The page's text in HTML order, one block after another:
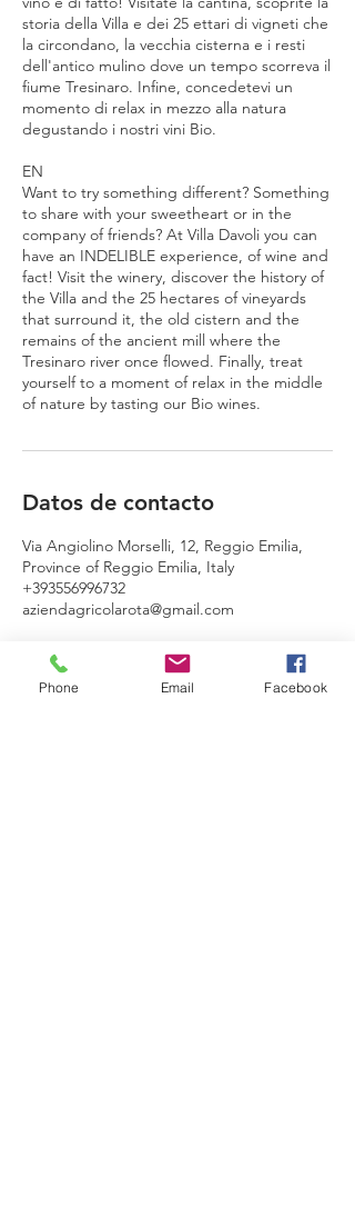
storia della Villa e dei 25 ettari di vigneti che
la circondano, la vecchia cisterna e i resti
dell'antico mulino dove un tempo scorreva il
fiume Tresinaro. Infine, concedetevi un
momento di relax in mezzo alla natura
degustando i nostri vini Bio.
EN
Want to try something different? Something
to share with your sweetheart or in the
company of friends? At Villa Davoli you can
have an INDELIBLE experience, of wine and
fact! Visit the winery, discover the history of
the Villa and the 25 hectares of vineyards
that surround it, the old cistern and the
remains of the ancient mill where the
Tresinaro river once flowed. Finally, treat
yourself to a moment of relax in the middle
of nature by tasting our Bio wines.
Datos de contacto
Via Angiolino Morselli, 12, Reggio Emilia,
Province of Reggio Emilia, Italy
+393556996732
aziendagricolarota@gmail.com
Phone Email Facebook